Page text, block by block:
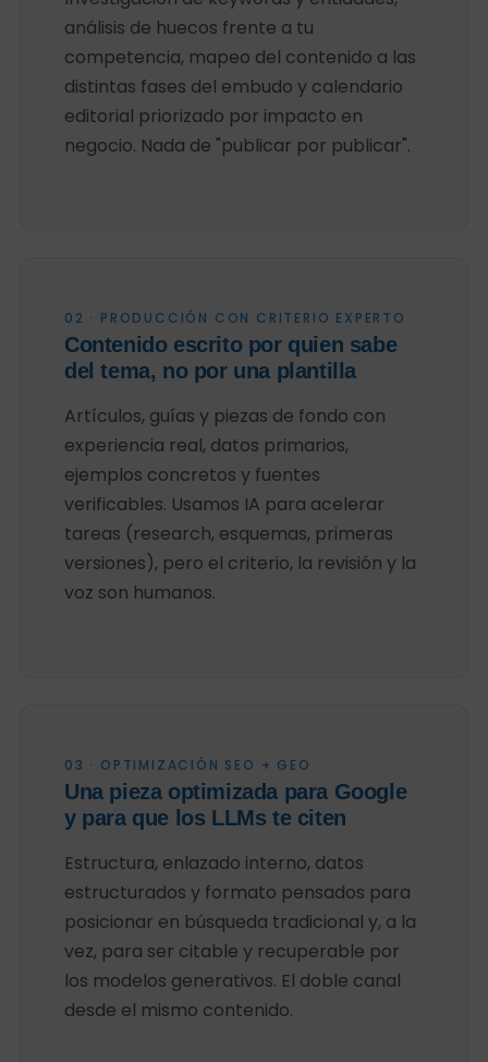
análisis de huecos frente a tu
competencia, mapeo del contenido a las
distintas fases del embudo y calendario
editorial priorizado por impacto en
negocio. Nada de "publicar por publicar".
02 · PRODUCCIÓN CON CRITERIO EXPERTO
Contenido escrito por quien sabe
del tema, no por una plantilla
Artículos, guías y piezas de fondo con
experiencia real, datos primarios,
ejemplos concretos y fuentes
verificables. Usamos IA para acelerar
tareas (research, esquemas, primeras
versiones), pero el criterio, la revisión y la
voz son humanos.
03 · OPTIMIZACIÓN SEO + GEO
Una pieza optimizada para Google
y para que los LLMs te citen
Estructura, enlazado interno, datos
estructurados y formato pensados para
posicionar en búsqueda tradicional y, a la
vez, para ser citable y recuperable por
los modelos generativos. El doble canal
desde el mismo contenido.